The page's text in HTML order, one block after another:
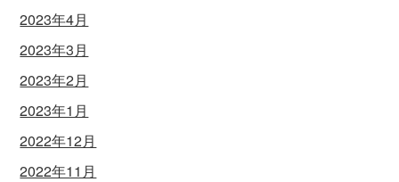
2023年4月
2023年3月
2023年2月
2023年1月
2022年12月
2022年11月